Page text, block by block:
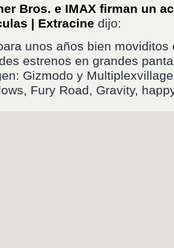
Bros. e IMAX firman un
| Extracine dijo:
unos años bien moviditos
estrenos en grandes
Gizmodo y
Fury Road, Gravity,